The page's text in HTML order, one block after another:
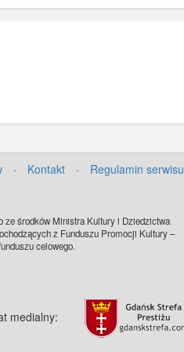
· Kontakt · Regulamin serwisu
ze środków Ministra Kultury i Dziedzictwa
z Funduszu Promocji Kultury –
celowego.
medialny: